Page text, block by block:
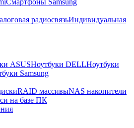
Смартфоны Samsung
радиосвязьИндивидуальная
ASUSНоутбуки DELLНоутбуки
Samsung
RAID массивыNAS накопители
на базе ПК